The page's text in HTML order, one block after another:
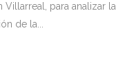
para analizar la
de la...